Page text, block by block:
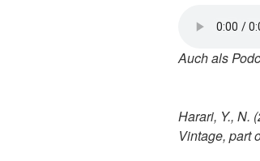
Auch als
Harari, Y., N.
Vintage, part